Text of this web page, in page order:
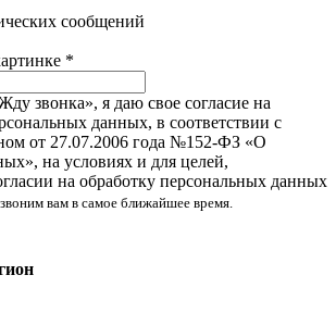
сообщений
*
звонка», я даю свое согласие на
данных, в соответствии с
от 27.07.2006 года №152-ФЗ «О
на условиях и для целей,
на обработку персональных данных
вам в самое ближайшее время.